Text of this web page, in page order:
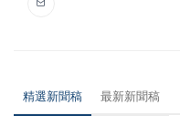
精選新聞稿 最新新聞稿